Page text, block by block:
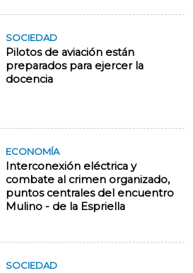
SOCIEDAD
Pilotos de aviación están
preparados para ejercer la
docencia
ECONOMÍA
Interconexión eléctrica y
combate al crimen organizado,
puntos centrales del encuentro
Mulino - de la Espriella
SOCIEDAD